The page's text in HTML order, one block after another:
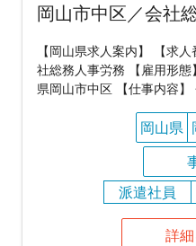
岡山市中区／会社
【岡山県求人案内】 【求
社総務人事労務 【雇用形
県岡山市中区 【仕事内容】
岡山県
派遣社員
詳